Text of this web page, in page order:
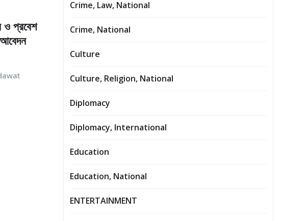
ও প্রবেশ
আবেদন
Crime, Law, National
Crime, National
Culture
Culture, Religion, National
Diplomacy
Diplomacy, International
Education
Education, National
ENTERTAINMENT